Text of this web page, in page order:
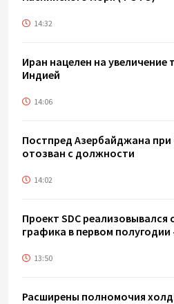
14:32
Иран нацелен на
Индией
14:06
Постпред Азербайджана при
отозван с должности
14:02
Проект SDC реализовывался
графика в первом полугодии
13:50
Расширены полномочия